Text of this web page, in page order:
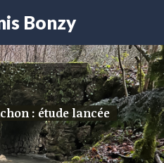
Bonzy
: étude lancée